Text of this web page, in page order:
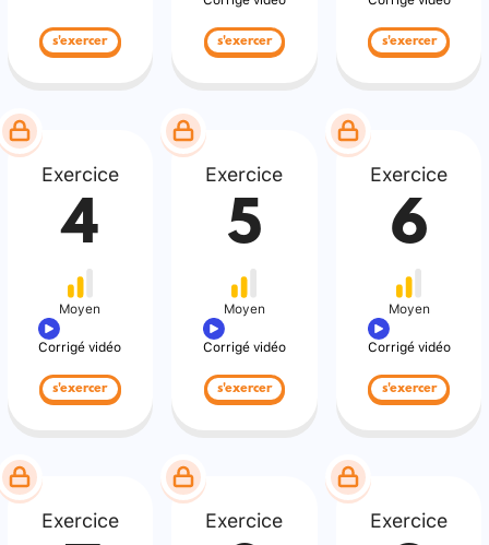
s'exercer s'exercer s'exercer
Exercice
4
Moyen
Corrigé vidéo
s'exercer
Exercice
5
Moyen
Corrigé vidéo
s'exercer
Exercice
6
Moyen
Corrigé vidéo
s'exercer
Exercice Exercice Exercice